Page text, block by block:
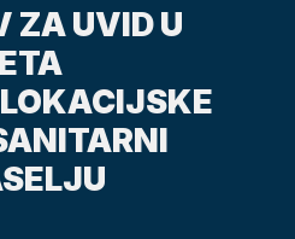
ZA UVID U